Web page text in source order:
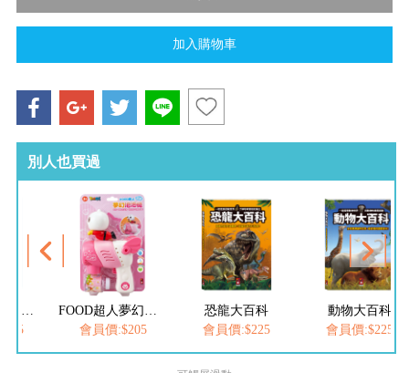
別人也買過
會員價:$205
恐龍大百科
會員價:$225
動物大百科
會員價:$225